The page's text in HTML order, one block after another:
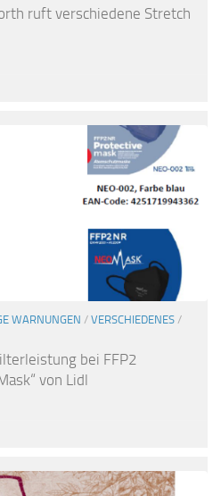
ruft verschiedene Stretch
WARNUNGEN / VERSCHIEDENES /
bei FFP2
von Lidl